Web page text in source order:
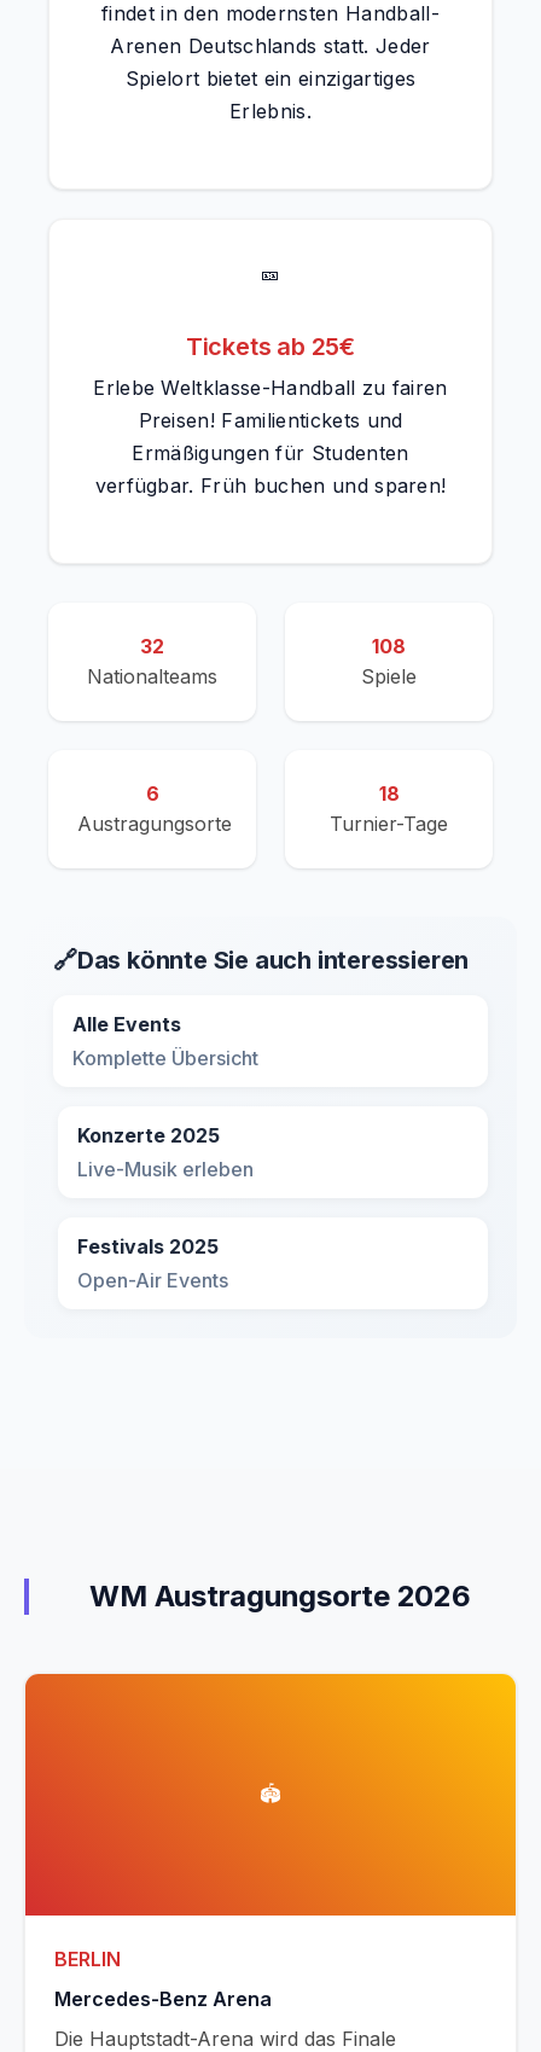
findet in den modernsten Handball-
Arenen Deutschlands statt. Jeder
Spielort bietet ein einzigartiges
Erlebnis.
🎫
Tickets ab 25€
Erlebe Weltklasse-Handball zu fairen
Preisen! Familientickets und
Ermäßigungen für Studenten
verfügbar. Früh buchen und sparen!
32
Nationalteams
108
Spiele
6
Austragungsorte
18
Turnier-Tage
🔗Das könnte Sie auch interessieren
Alle Events
Komplette Übersicht
Konzerte 2025
Live-Musik erleben
Festivals 2025
Open-Air Events
WM Austragungsorte 2026
🏟️
BERLIN
Mercedes-Benz Arena
Die Hauptstadt-Arena wird das Finale